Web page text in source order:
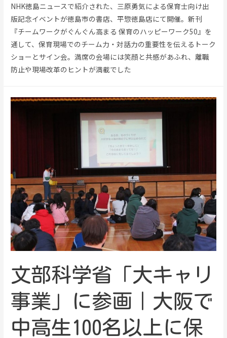
NHK徳島ニュースで紹介された、三原勇気による保育士向け出
版記念イベントが徳島市の書店、平惣徳島店にて開催。新刊
『チームワークがぐんぐん高まる 保育のハッピーワーク50』を
通して、保育現場でのチーム力・対話力の重要性を伝えるトーク
ショーとサイン会。満席の会場には笑顔と共感があふれ、離職
防止や現場改革のヒントが満載でした
文部科学省「大キャリ
事業」に参画｜大阪で
中高生100名以上に保